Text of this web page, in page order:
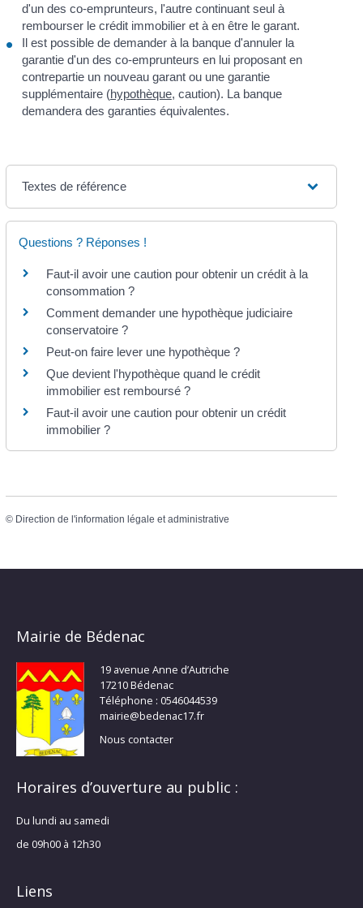
d'un des co-emprunteurs, l'autre continuant seul à
rembourser le crédit immobilier et à en être le garant.
Il est possible de demander à la banque d'annuler la
garantie d'un des co-emprunteurs en lui proposant en
contrepartie un nouveau garant ou une garantie
supplémentaire (hypothèque, caution). La banque
demandera des garanties équivalentes.
Textes de référence
Questions ? Réponses !
Faut-il avoir une caution pour obtenir un crédit à la
consommation ?
Comment demander une hypothèque judiciaire
conservatoire ?
Peut-on faire lever une hypothèque ?
Que devient l'hypothèque quand le crédit
immobilier est remboursé ?
Faut-il avoir une caution pour obtenir un crédit
immobilier ?
© Direction de l'information légale et administrative
Mairie de Bédenac
19 avenue Anne d’Autriche
17210 Bédenac
Téléphone : 0546044539
mairie@bedenac17.fr
Nous contacter
Horaires d’ouverture au public :
Du lundi au samedi
de 09h00 à 12h30
Liens